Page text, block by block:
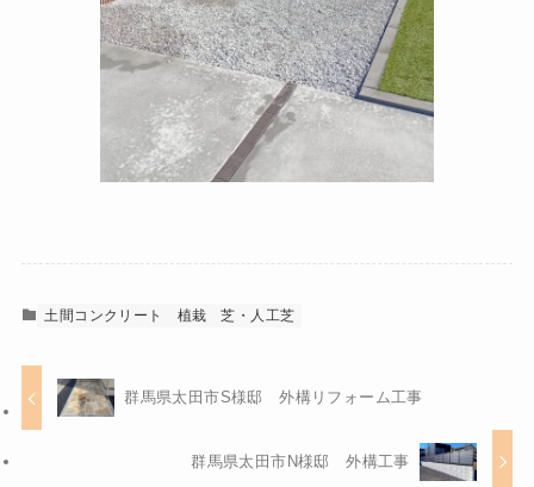
土間コンクリート 植栽 芝・人工芝
群馬県太田市S様邸 外構リフォーム工事
群馬県太田市N様邸 外構工事